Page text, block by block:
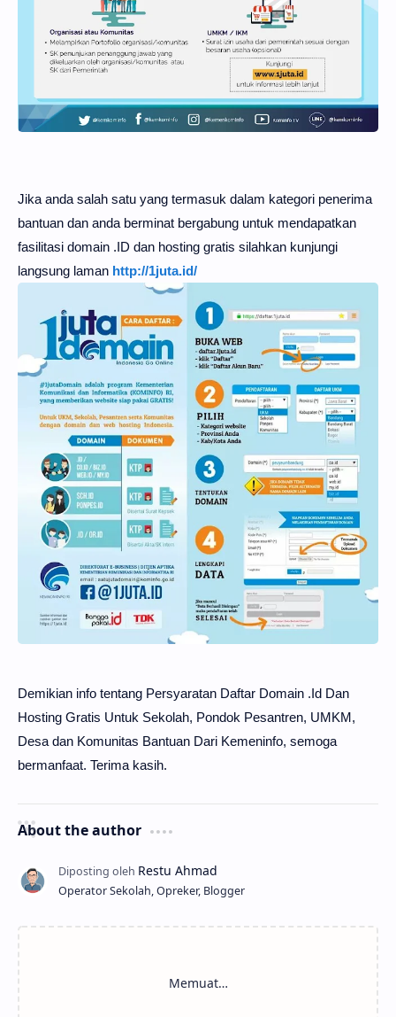
Jika anda salah satu yang termasuk dalam kategori penerima
bantuan dan anda berminat bergabung untuk mendapatkan
fasilitasi domain .ID dan hosting gratis silahkan kunjungi
langsung laman http://1juta.id/
Demikian info tentang Persyaratan Daftar Domain .Id Dan
Hosting Gratis Untuk Sekolah, Pondok Pesantren, UMKM,
Desa dan Komunitas Bantuan Dari Kemeninfo, semoga
bermanfaat. Terima kasih.
About the author
Operator Sekolah, Opreker, Blogger